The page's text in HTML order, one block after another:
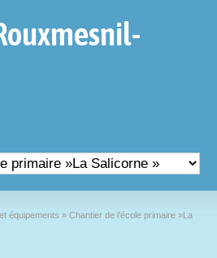
équipements » Chantier de l’école primaire »La